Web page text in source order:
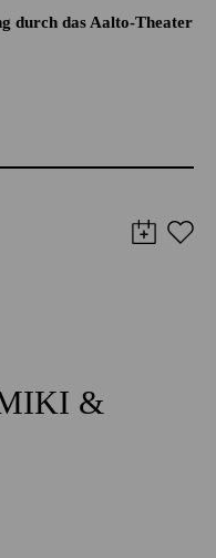
durch das Aalto-Theater
&